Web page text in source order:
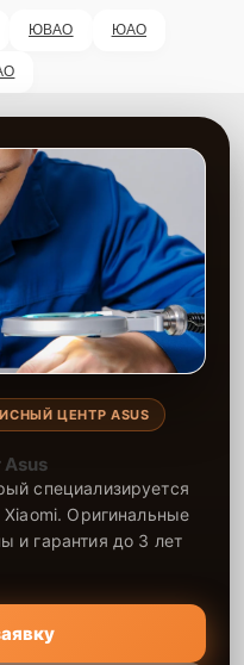
ЮВАО ЮАО
ЦЕНТР ASUS
Asus
специализируется
Оригинальные
и гарантия до 3 лет